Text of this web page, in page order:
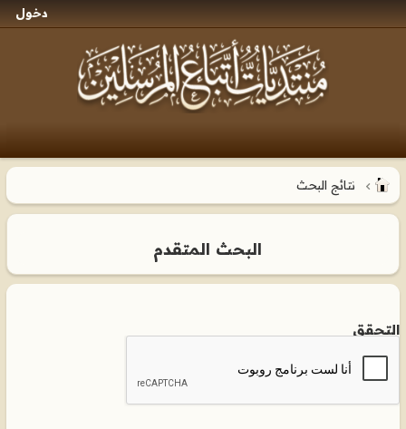
دخول
نتائج البحث
البحث المتقدم
التحقق